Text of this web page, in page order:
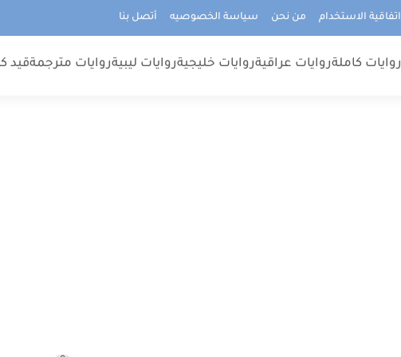
اتفاقية الاستخدام من نحن سياسة الخصوصيه أتصل بنا
روايات كاملةروايات عراقيةروايات خليجيةروايات ليبيةروايات مترجمةقيد